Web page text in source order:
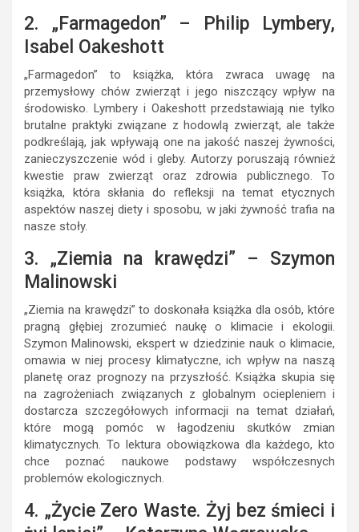
2. „Farmagedon” – Philip Lymbery,
Isabel Oakeshott
„Farmagedon” to książka, która zwraca uwagę na
przemysłowy chów zwierząt i jego niszczący wpływ na
środowisko. Lymbery i Oakeshott przedstawiają nie tylko
brutalne praktyki związane z hodowlą zwierząt, ale także
podkreślają, jak wpływają one na jakość naszej żywności,
zanieczyszczenie wód i gleby. Autorzy poruszają również
kwestie praw zwierząt oraz zdrowia publicznego. To
książka, która skłania do refleksji na temat etycznych
aspektów naszej diety i sposobu, w jaki żywność trafia na
nasze stoły.
3. „Ziemia na krawędzi” – Szymon
Malinowski
„Ziemia na krawędzi” to doskonała książka dla osób, które
pragną głębiej zrozumieć naukę o klimacie i ekologii.
Szymon Malinowski, ekspert w dziedzinie nauk o klimacie,
omawia w niej procesy klimatyczne, ich wpływ na naszą
planetę oraz prognozy na przyszłość. Książka skupia się
na zagrożeniach związanych z globalnym ociepleniem i
dostarcza szczegółowych informacji na temat działań,
które mogą pomóc w łagodzeniu skutków zmian
klimatycznych. To lektura obowiązkowa dla każdego, kto
chce poznać naukowe podstawy współczesnych
problemów ekologicznych.
4. „Życie Zero Waste. Żyj bez śmieci i